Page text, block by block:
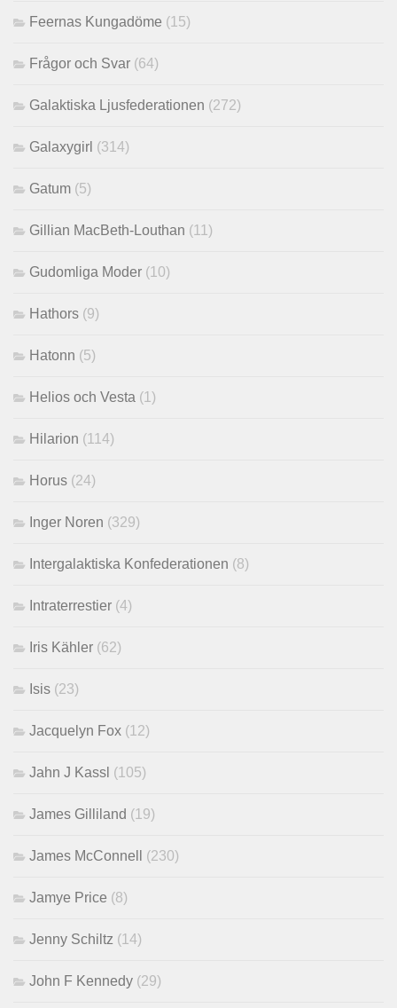
Feernas Kungadöme (15)
Frågor och Svar (64)
Galaktiska Ljusfederationen (272)
Galaxygirl (314)
Gatum (5)
Gillian MacBeth-Louthan (11)
Gudomliga Moder (10)
Hathors (9)
Hatonn (5)
Helios och Vesta (1)
Hilarion (114)
Horus (24)
Inger Noren (329)
Intergalaktiska Konfederationen (8)
Intraterrestier (4)
Iris Kähler (62)
Isis (23)
Jacquelyn Fox (12)
Jahn J Kassl (105)
James Gilliland (19)
James McConnell (230)
Jamye Price (8)
Jenny Schiltz (14)
John F Kennedy (29)